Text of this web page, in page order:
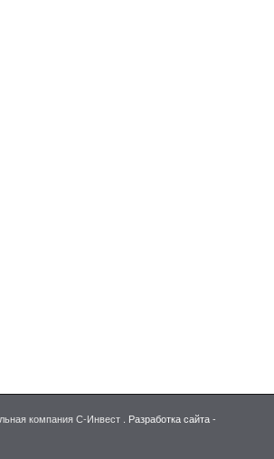
компания С-Инвест . Разработка сайта -